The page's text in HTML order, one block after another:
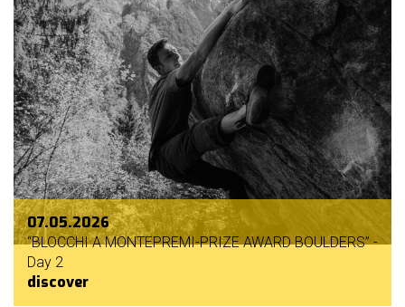
07.05.2026
“BLOCCHI A MONTEPREMI-PRIZE AWARD BOULDERS” -
Day 2
discover